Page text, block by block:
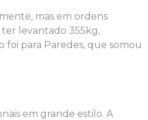
mas em ordens
ter levantado 355kg,
para Paredes, que somou
em grande estilo. A